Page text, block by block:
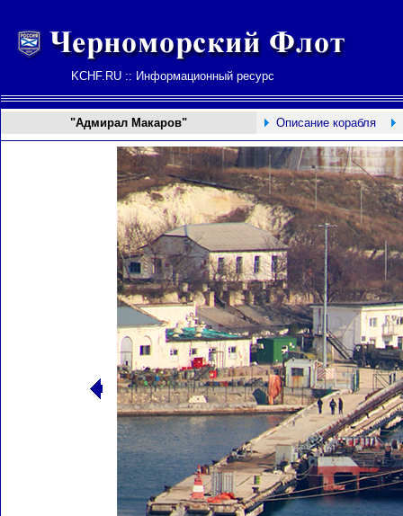
KCHF.RU :: Информационный ресурс
"Адмирал Макаров" Описание корабля